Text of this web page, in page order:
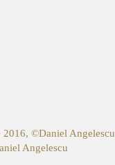
2016, ©Daniel Angelescu
Angelescu